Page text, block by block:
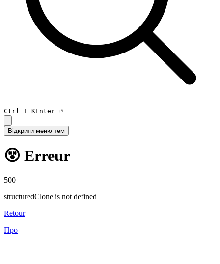
Ctrl + KEnter ⏎
Відкрити меню тем
😵 Erreur
500
structuredClone is not defined
Retour
Про